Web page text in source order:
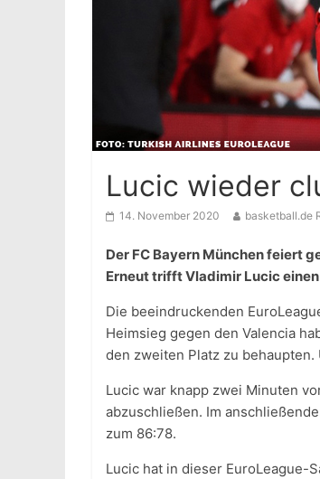
Lucic wieder
14. November 2020 basketball.de
Der FC Bayern München feiert
Erneut trifft Vladimir Lucic
Die beeindruckenden
Heimsieg gegen den Valencia
den zweiten Platz zu
Lucic war knapp zwei Minuten
abzuschließen. Im
zum 86:78.
Lucic hat in dieser EuroLeague-